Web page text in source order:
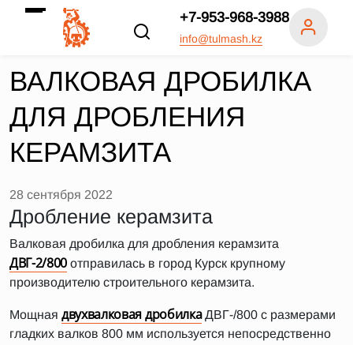
+7-953-968-3988
info@tulmash.kz
ВАЛКОВАЯ ДРОБИЛКА
ДЛЯ ДРОБЛЕНИЯ
КЕРАМЗИТА
28 сентября 2022
Дробление керамзита
Валковая дробилка для дробления керамзита
ДВГ-2/800 отправилась в город Курск крупному
производителю строительного керамзита.
Мощная двухвалковая дробилкаДВГ-/800 с размерами
гладких валков 800 мм используется непосредственно